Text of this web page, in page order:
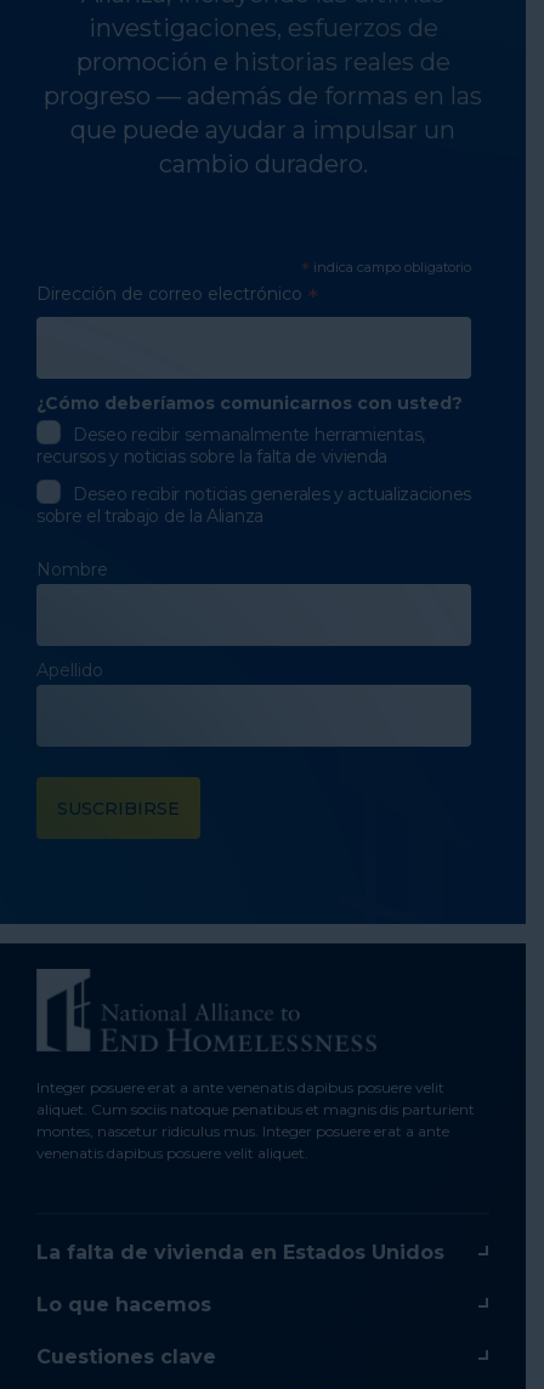
investigaciones, esfuerzos de
promoción e historias reales de
progreso — además de formas en las
que puede ayudar a impulsar un
cambio duradero.
* indica campo obligatorio
Dirección de correo electrónico *
¿Cómo deberíamos comunicarnos con usted?
Deseo recibir semanalmente herramientas,
recursos y noticias sobre la falta de vivienda
Deseo recibir noticias generales y actualizaciones
sobre el trabajo de la Alianza
Nombre
Apellido
Integer posuere erat a ante venenatis dapibus posuere velit
aliquet. Cum sociis natoque penatibus et magnis dis parturient
montes, nascetur ridiculus mus. Integer posuere erat a ante
venenatis dapibus posuere velit aliquet.
La falta de vivienda en Estados Unidos
Lo que hacemos
Cuestiones clave